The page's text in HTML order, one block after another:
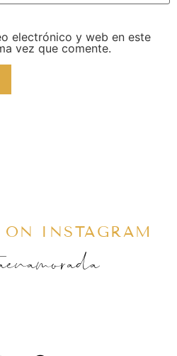
electrónico y web en este
vez que comente.
INSTAGRAM